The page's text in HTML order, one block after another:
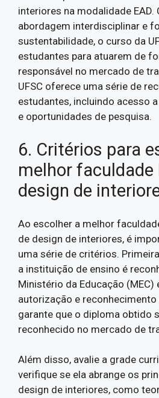
interiores na modalidade EAD.
abordagem interdisciplinar e
sustentabilidade, o curso da
estudantes para atuarem de
responsável no mercado de
UFSC oferece uma série de
estudantes, incluindo acesso
e oportunidades de pesquisa.
6. Critérios para
melhor faculdade
design de
Ao escolher a melhor
de design de interiores, é
uma série de critérios.
a instituição de ensino é
Ministério da Educação (MEC)
autorização e reconhecimento
garante que o diploma obtido
reconhecido no mercado de
Além disso, avalie a grade
verifique se ela abrange os
design de interiores, como